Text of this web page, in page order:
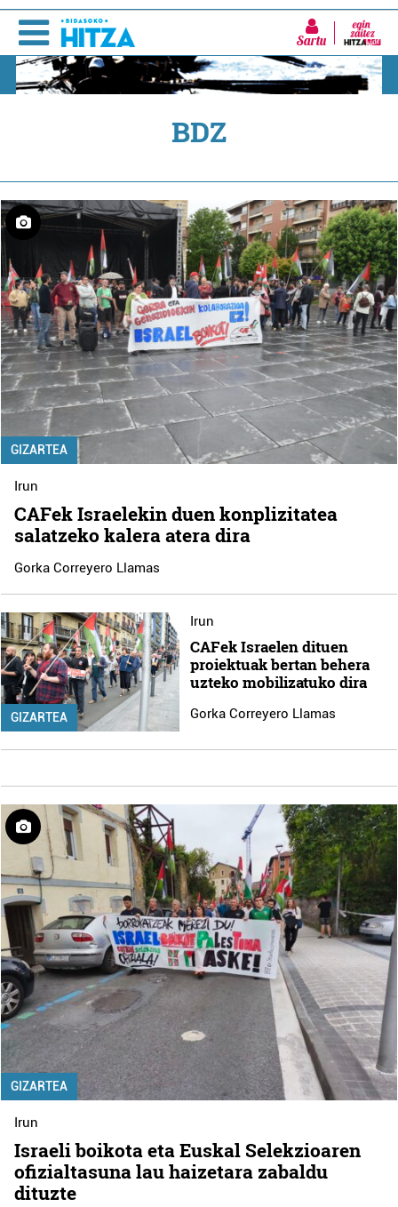
Sartu
BDZ
GIZARTEA
Irun
CAFek Israelekin duen konplizitatea
salatzeko kalera atera dira
Gorka Correyero Llamas
GIZARTEA
Irun
CAFek Israelen dituen
proiektuak bertan behera
uzteko mobilizatuko dira
Gorka Correyero Llamas
GIZARTEA
Irun
Israeli boikota eta Euskal Selekzioaren
ofizialtasuna lau haizetara zabaldu
dituzte